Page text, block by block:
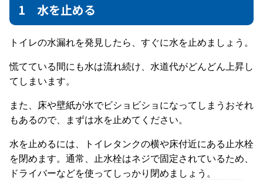
1 水を止める
トイレの水漏れを発見したら、すぐに水を止めましょう。
慌てている間にも水は流れ続け、水道代がどんどん上昇し
てしまいます。
また、床や壁紙が水でビショビショになってしまうおそれ
もあるので、まずは水を止めてください。
水を止めるには、トイレタンクの横や床付近にある止水栓
を閉めます。通常、止水栓はネジで固定されているため、
ドライバーなどを使ってしっかり閉めましょう。